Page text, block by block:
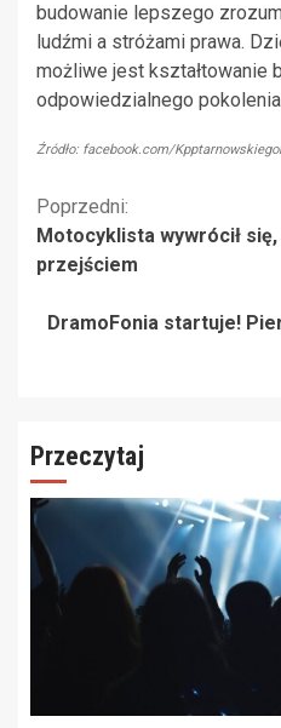
budowanie lepszego
ludźmi a stróżami prawa.
możliwe jest kształtowanie
odpowiedzialnego
Źródło: facebook.com/
Kontynuuj
czytanie
Poprzedni:
Motocyklista wywrócił
przejściem
DramoFonia startuje!
Przeczytaj